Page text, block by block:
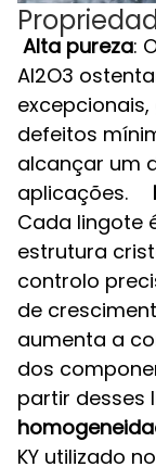
Alta pureza:
Al2O3
defeitos
alcançar um
aplicações.
Cada lingote
estrutura
controlo
de
aumenta a
dos
partir desses
KY utilizado